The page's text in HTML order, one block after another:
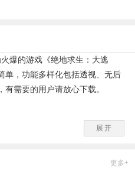
爆的游戏《绝地求生：大逃
单，功能多样化包括透视、无后
需要的用户请放心下载。
车辆最小，武器中间大小，死人
展开
更多+